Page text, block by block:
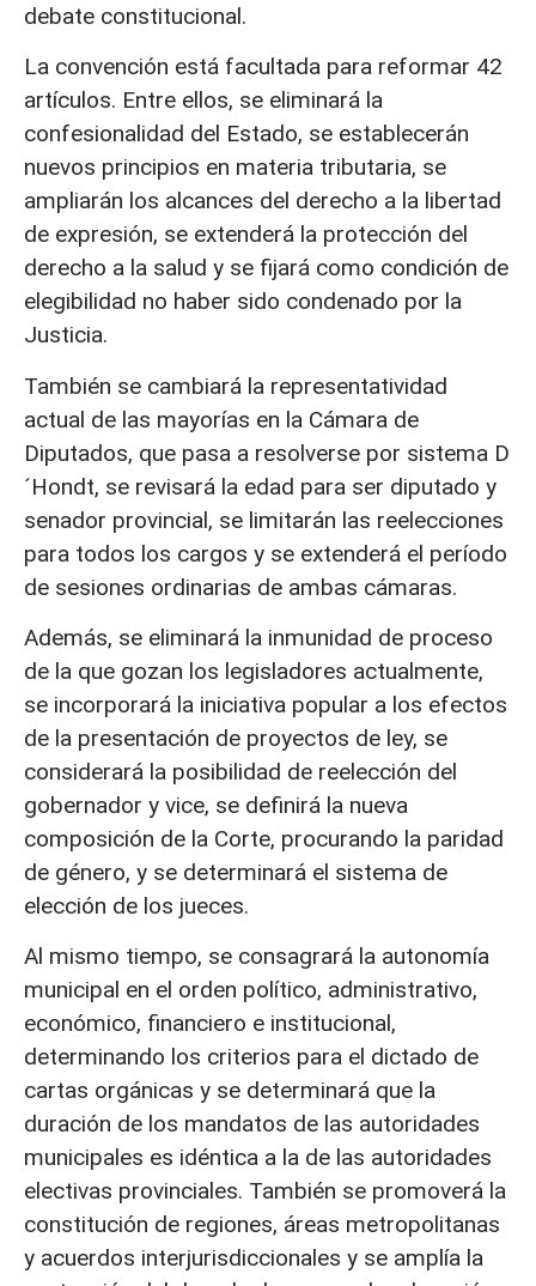
debate constitucional.
La convención está facultada para reformar 42
artículos. Entre ellos, se eliminará la
confesionalidad del Estado, se establecerán
nuevos principios en materia tributaria, se
ampliarán los alcances del derecho a la libertad
de expresión, se extenderá la protección del
derecho a la salud y se fijará como condición de
elegibilidad no haber sido condenado por la
Justicia.
También se cambiará la representatividad
actual de las mayorías en la Cámara de
Diputados, que pasa a resolverse por sistema D
´Hondt, se revisará la edad para ser diputado y
senador provincial, se limitarán las reelecciones
para todos los cargos y se extenderá el período
de sesiones ordinarias de ambas cámaras.
Además, se eliminará la inmunidad de proceso
de la que gozan los legisladores actualmente,
se incorporará la iniciativa popular a los efectos
de la presentación de proyectos de ley, se
considerará la posibilidad de reelección del
gobernador y vice, se definirá la nueva
composición de la Corte, procurando la paridad
de género, y se determinará el sistema de
elección de los jueces.
Al mismo tiempo, se consagrará la autonomía
municipal en el orden político, administrativo,
económico, financiero e institucional,
determinando los criterios para el dictado de
cartas orgánicas y se determinará que la
duración de los mandatos de las autoridades
municipales es idéntica a la de las autoridades
electivas provinciales. También se promoverá la
constitución de regiones, áreas metropolitanas
y acuerdos interjurisdiccionales y se amplía la